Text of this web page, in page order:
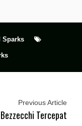
Sparks
Previous Article
Tercepat